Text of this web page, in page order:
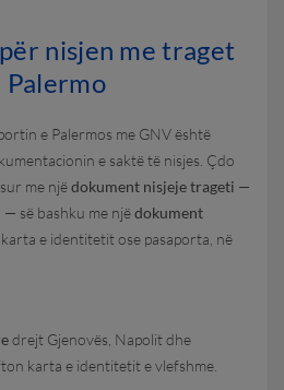
nisjen me traget
Palermo
e Palermos me GNV është
e saktë të nisjes. Çdo
me njëdokument nisjeje trageti —
së bashku me njëdokument
e identitetit ose pasaporta, në
drejt Gjenovës, Napolit dhe
karta e identitetit e vlefshme.